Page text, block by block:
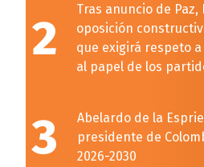
2
Tras anuncio de
oposición
que exigirá respeto
al papel de los
3
Abelardo de la
presidente de
2026-2030